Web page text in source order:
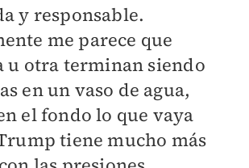
y responsable.
me parece que
u otra terminan siendo
en un vaso de agua,
el fondo lo que vaya
tiene mucho más